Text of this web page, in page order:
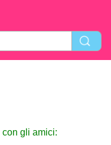
gli amici: